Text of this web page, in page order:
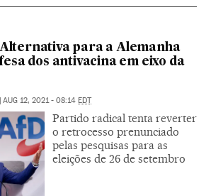
para a Alemanha
dos antivacina em eixo da
AUG 12, 2021 - 08:14 EDT
Partido radical tenta reverter
o retrocesso prenunciado
pelas pesquisas para as
eleições de 26 de setembro